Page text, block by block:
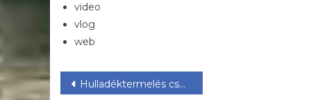
video
vlog
web
Bejegyzés
Hulladéktermelés csökkentésének lehetőségei